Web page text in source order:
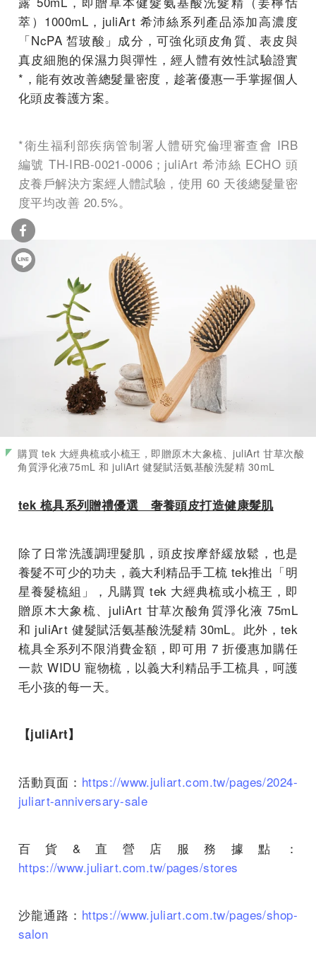
萃）1000mL，juliArt 希沛絲系列產品添加高濃度
「NcPA 皙玻酸」成分，可強化頭皮角質、表皮與
真皮細胞的保濕力與彈性，經人體有效性試驗證實
*，能有效改善總髮量密度，趁著優惠一手掌握個人
化頭皮養護方案。
*衛生福利部疾病管制署人體研究倫理審查會 IRB
編號 TH-IRB-0021-0006；juliArt 希沛絲 ECHO 頭
皮養戶解決方案經人體試驗，使用 60 天後總髮量密
度平均改善 20.5%。
購買 tek 大經典梳或小梳王，即贈原木大象梳、juliArt 甘草次酸
角質淨化液75mL 和 juliArt 健髮賦活氨基酸洗髮精 30mL
tek 梳具系列贈禮優選 奢養頭皮打造健康髮肌
除了日常洗護調理髮肌，頭皮按摩舒緩放鬆，也是
養髮不可少的功夫，義大利精品手工梳 tek推出「明
星養髮梳組」，凡購買 tek 大經典梳或小梳王，即
贈原木大象梳、juliArt 甘草次酸角質淨化液 75mL
和 juliArt 健髮賦活氨基酸洗髮精 30mL。此外，tek
梳具全系列不限消費金額，即可用 7 折優惠加購任
一款 WIDU 寵物梳，以義大利精品手工梳具，呵護
毛小孩的每一天。
【juliArt】
活動頁面： https://www.juliart.com.tw/pages/2024-
juliart-anniversary-sale
百貨&直營店服務據點：
https://www.juliart.com.tw/pages/stores
沙龍通路： https://www.juliart.com.tw/pages/shop-
salon